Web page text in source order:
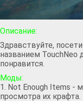
Описание:
Здравствуйте,
названием TouchNeo
понравится.
Моды:
1. Not Enough Items -
просмотра их крафта.